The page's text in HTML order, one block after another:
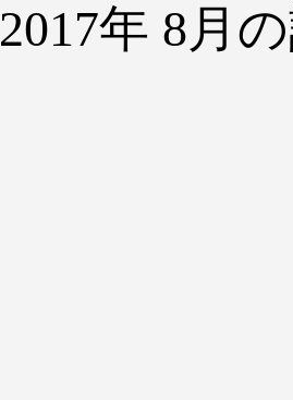
2017年 8月